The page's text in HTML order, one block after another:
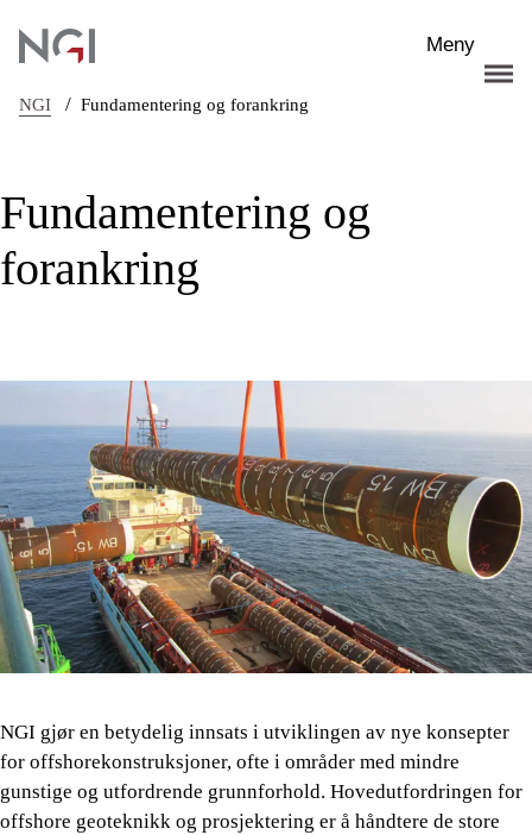
Meny
NGI / Fundamentering og forankring
Fundamentering og
forankring
NGI gjør en betydelig innsats i utviklingen av nye konsepter
for offshorekonstruksjoner, ofte i områder med mindre
gunstige og utfordrende grunnforhold. Hovedutfordringen for
offshore geoteknikk og prosjektering er å håndtere de store